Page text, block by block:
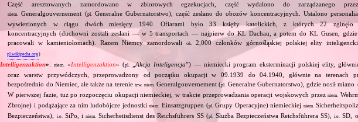
Część aresztowanych zamordowano w zbiorowych egzekucjach, część wydalono do zarządzanego
niem. Generalgouvernement (pl.
Generalne Gubernatorstwo), część zesłano do obozów koncentracyjnych. Ustalono
wywiezionych w ciągu dwóch miesięcy 1940. Ofiarami było 33 księży katolickich, z których 22 zginęło
koncentracyjnych (duchowni zostali zesłani — w 5 transportach — najpierw do KL Dachau, a potem do KL Gusen,
pracowali w kamieniołomach). Razem Niemcy zamordowali
ok. 2,000 członków górnośląskiej polskiej elity
pl.wikipedia.org)
Intelligenzaktion»: niem. «Intelligenzaktion» (pl. „Akcja Inteligencja”) — niemiecki program eksterminacji polskiej elity,
oraz warstw przywódczych, przeprowadzony od początku okupacji w 09.1939 do 04.1940, głównie na terenach
bezpośrednio do Niemiec, ale także na terenie tzw. niem. Generalgouvernement (pl. Generalne Gubernatorstwo), gdzie nosił miano
W pierwszej fazie, tuż po rozpoczęciu okupacji niemieckiej, w trakcie przeprowadzania operacji wojskowych przezniem.
Zbrojne) i podążające za nim ludobójcze jednostkiniem. Einsatzgruppen (pl. Grupy Operacyjne) niemieckiej niem.
Bezpieczeństwa),
i.e. SiPo, i niem. Sicherheitsdienst des Reichsführers SS (pl. Służba Bezpieczeństwa Reichsführera SS),i.e. SD,